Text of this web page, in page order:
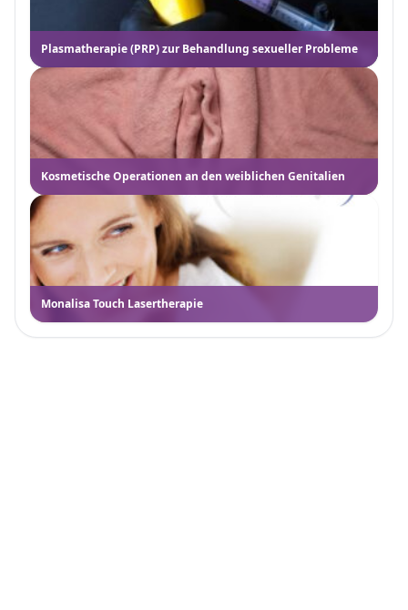
Plasmatherapie (PRP) zur Behandlung sexueller Probleme
Kosmetische Operationen an den weiblichen Genitalien
Monalisa Touch Lasertherapie